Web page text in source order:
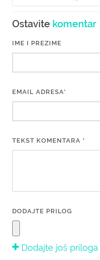
Ostavite komentar
IME I PREZIME
EMAIL ADRESA*
TEKST KOMENTARA *
DODAJTE PRILOG
Dodajte još priloga